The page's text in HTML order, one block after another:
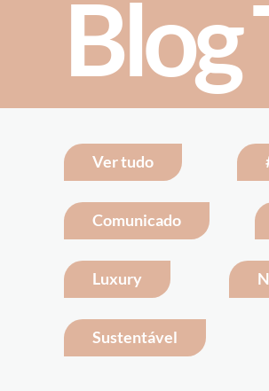
Blog
Ver tudo
Comunicado
Luxury
Sustentável